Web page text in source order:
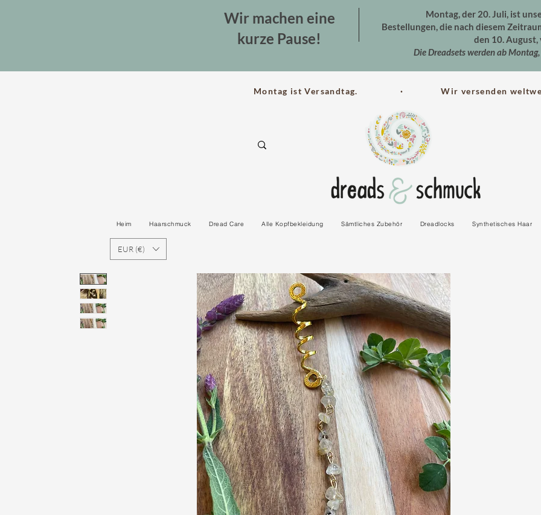
Wir machen eine
kurze Pause!
Montag, der 20. Juli, ist
Bestellungen, die nach diesem
den 10. August,
Die Dreadsets werden ab
Montag ist Versandtag. · Wir versenden
Heim Haarschmuck Dread Care Alle Kopfbekleidung Sämtliches Zubehör Dreadlocks Synthetisches Haar
EUR (€)